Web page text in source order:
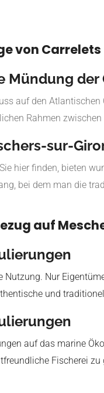
von Carrelets
Mündung der
auf den
Rahmen
sur-
hier finden, bieten
bei dem man die
auf
Nur
und
auf das marine
Fischerei zu